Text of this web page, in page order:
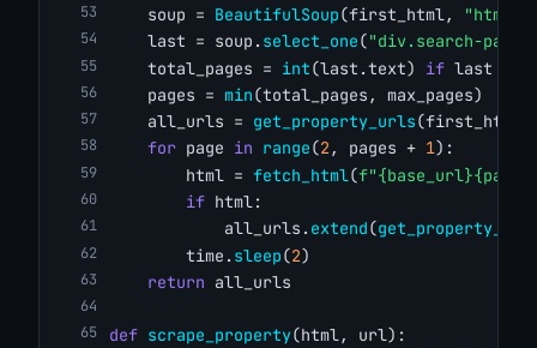
    soup =
BeautifulSoup(first_html,
    last = soup.
select_one("div.search-
    total_pages =
int(last.text) if last
    pages =
min(total_pages, max_pages)
    all_urls =
get_property_urls(first_html)
for page in range(2 , pages + 1):
        html =
fetch_html(
if html:
            all_urls.
extend(
        time.
sleep(2)
return all_urls
def scrape_property(html, url):